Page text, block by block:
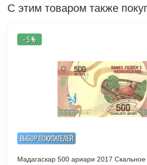
С этим товаром также
ВЫБОР ПОКУПАТЕЛЕЙ
- 5 %
Мадагаскар 500 ариари 2017